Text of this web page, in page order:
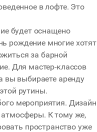
в лофте. Это
будет оснащено
рождение многие хотят
за барной
Для мастер-классов
вы выбираете аренду
рутины.
мероприятия. Дизайн
атмосферы. К тому же,
пространство уже